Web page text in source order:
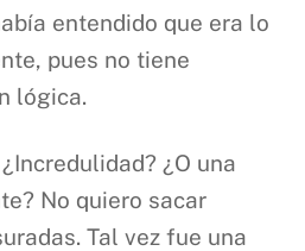
entendido que era lo
pues no tiene
lógica.
¿O una
No quiero sacar
Tal vez fue una